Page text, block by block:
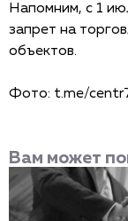
Напомним, с 1
запрет на
объектов.
Фото: t.me/
Вам может